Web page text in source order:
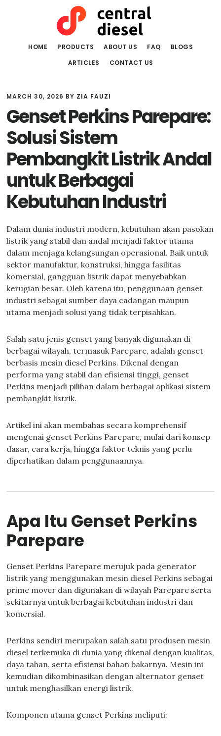
HOME PRODUCTS ABOUT US FAQ
BLOGS
ARTICLES
CONTACT US
MARCH 30, 2026 BY ZIA FAUZI
Genset Perkins Parepare:
Solusi Sistem
Pembangkit Listrik Andal
untuk Berbagai
Kebutuhan Industri
Dalam dunia industri modern, kebutuhan akan pasokan
listrik yang stabil dan andal menjadi faktor utama
dalam menjaga kelangsungan operasional. Baik untuk
sektor manufaktur, konstruksi, hingga fasilitas
komersial, gangguan listrik dapat menyebabkan
kerugian besar. Oleh karena itu, penggunaan genset
industri sebagai sumber daya cadangan maupun
utama menjadi solusi yang tidak terpisahkan.
Salah satu jenis genset yang banyak digunakan di
berbagai wilayah, termasuk Parepare, adalah genset
berbasis mesin diesel Perkins. Dikenal dengan
performa yang stabil dan efisiensi tinggi, genset
Perkins menjadi pilihan dalam berbagai aplikasi sistem
pembangkit listrik.
Artikel ini akan membahas secara komprehensif
mengenai genset Perkins Parepare, mulai dari konsep
dasar, cara kerja, hingga faktor teknis yang perlu
diperhatikan dalam penggunaannya.
Apa Itu Genset Perkins
Parepare
Genset Perkins Parepare merujuk pada generator
listrik yang menggunakan mesin diesel Perkins sebagai
prime mover dan digunakan di wilayah Parepare serta
sekitarnya untuk berbagai kebutuhan industri dan
komersial.
Perkins sendiri merupakan salah satu produsen mesin
diesel terkemuka di dunia yang dikenal dengan kualitas,
daya tahan, serta efisiensi bahan bakarnya. Mesin ini
kemudian dikombinasikan dengan alternator genset
untuk menghasilkan energi listrik.
Komponen utama genset Perkins meliputi: